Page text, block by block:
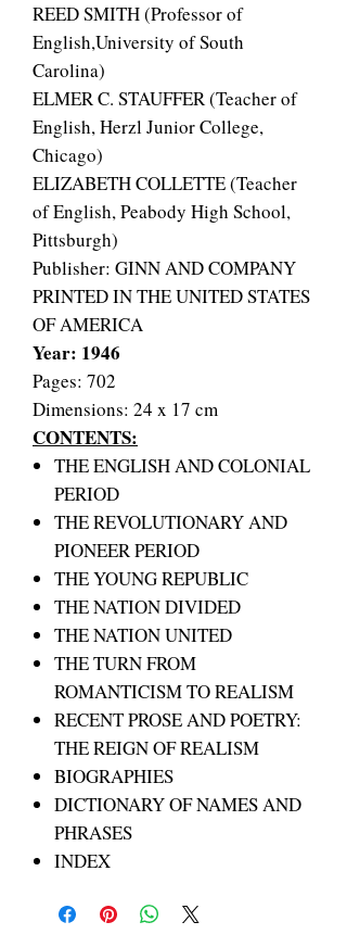
REED SMITH (Professor of
English,University of South
Carolina)
ELMER C. STAUFFER (Teacher of
English, Herzl Junior College,
Chicago)
ELIZABETH COLLETTE (Teacher
of English, Peabody High School,
Pittsburgh)
Publisher: GINN AND COMPANY
PRINTED IN THE UNITED STATES
OF AMERICA
Year: 1946
Pages: 702
Dimensions: 24 x 17 cm
CONTENTS:
THE ENGLISH AND COLONIAL
PERIOD
THE REVOLUTIONARY AND
PIONEER PERIOD
THE YOUNG REPUBLIC
THE NATION DIVIDED
THE NATION UNITED
THE TURN FROM
ROMANTICISM TO REALISM
RECENT PROSE AND POETRY:
THE REIGN OF REALISM
BIOGRAPHIES
DICTIONARY OF NAMES AND
PHRASES
INDEX